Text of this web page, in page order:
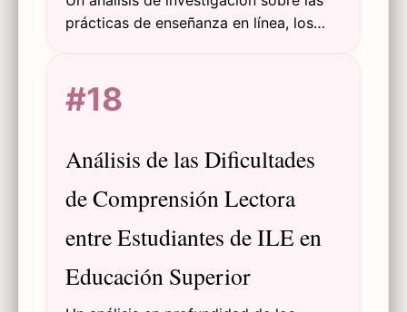
prácticas de enseñanza en línea, los
pandemia de COVID-19 en Indonesia.
#18
Análisis de las Dificultades
de Comprensión Lectora
entre Estudiantes de ILE en
Educación Superior